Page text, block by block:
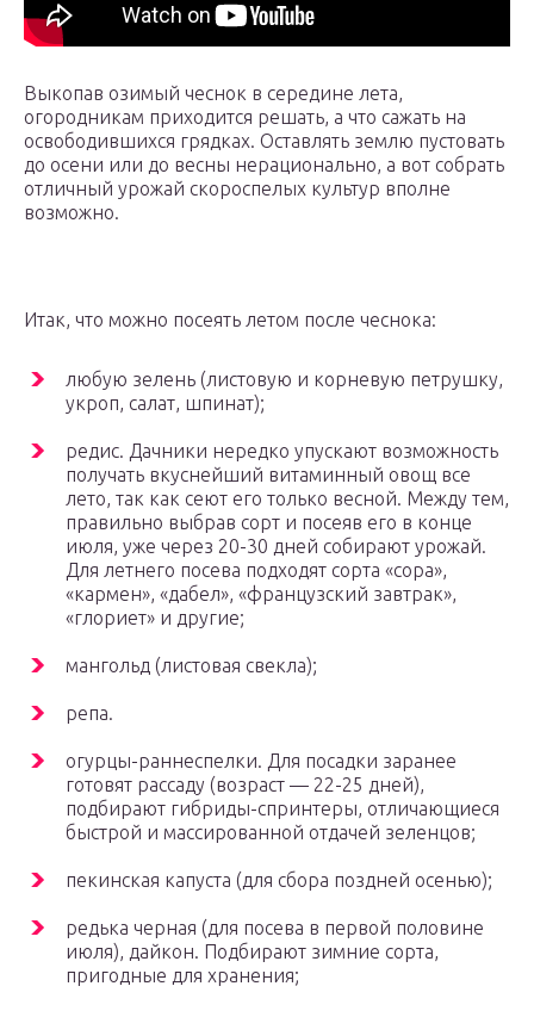
Выкопав озимый чеснок в середине лета,
огородникам приходится решать, а что сажать на
освободившихся грядках. Оставлять землю пустовать
до осени или до весны нерационально, а вот собрать
отличный урожай скороспелых культур вполне
возможно.
Итак, что можно посеять летом после чеснока:
любую зелень (листовую и корневую петрушку,
укроп, салат, шпинат);
редис. Дачники нередко упускают возможность
получать вкуснейший витаминный овощ все
лето, так как сеют его только весной. Между тем,
правильно выбрав сорт и посеяв его в конце
июля, уже через 20-30 дней собирают урожай.
Для летнего посева подходят сорта «сора»,
«кармен», «дабел», «французский завтрак»,
«глориет» и другие;
мангольд (листовая свекла);
репа.
огурцы-раннеспелки. Для посадки заранее
готовят рассаду (возраст — 22-25 дней),
подбирают гибриды-спринтеры, отличающиеся
быстрой и массированной отдачей зеленцов;
пекинская капуста (для сбора поздней осенью);
редька черная (для посева в первой половине
июля), дайкон. Подбирают зимние сорта,
пригодные для хранения;